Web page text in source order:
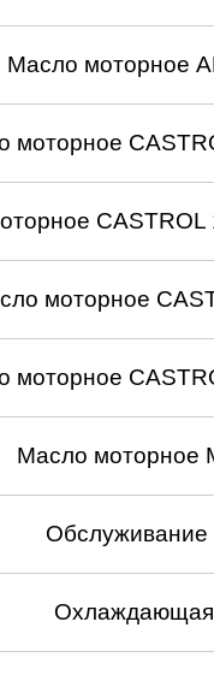
Масло моторное
моторное
CASTROL
моторное
моторное
Масло моторное
Обслуживание
Охлаждающая